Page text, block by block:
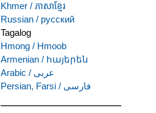
Khmer / ភាសាខ្មែរ
Russian / русский
Tagalog
Hmong / Hmoob
Armenian / հայերեն
Arabic / عربى
Persian, Farsi / فارسی